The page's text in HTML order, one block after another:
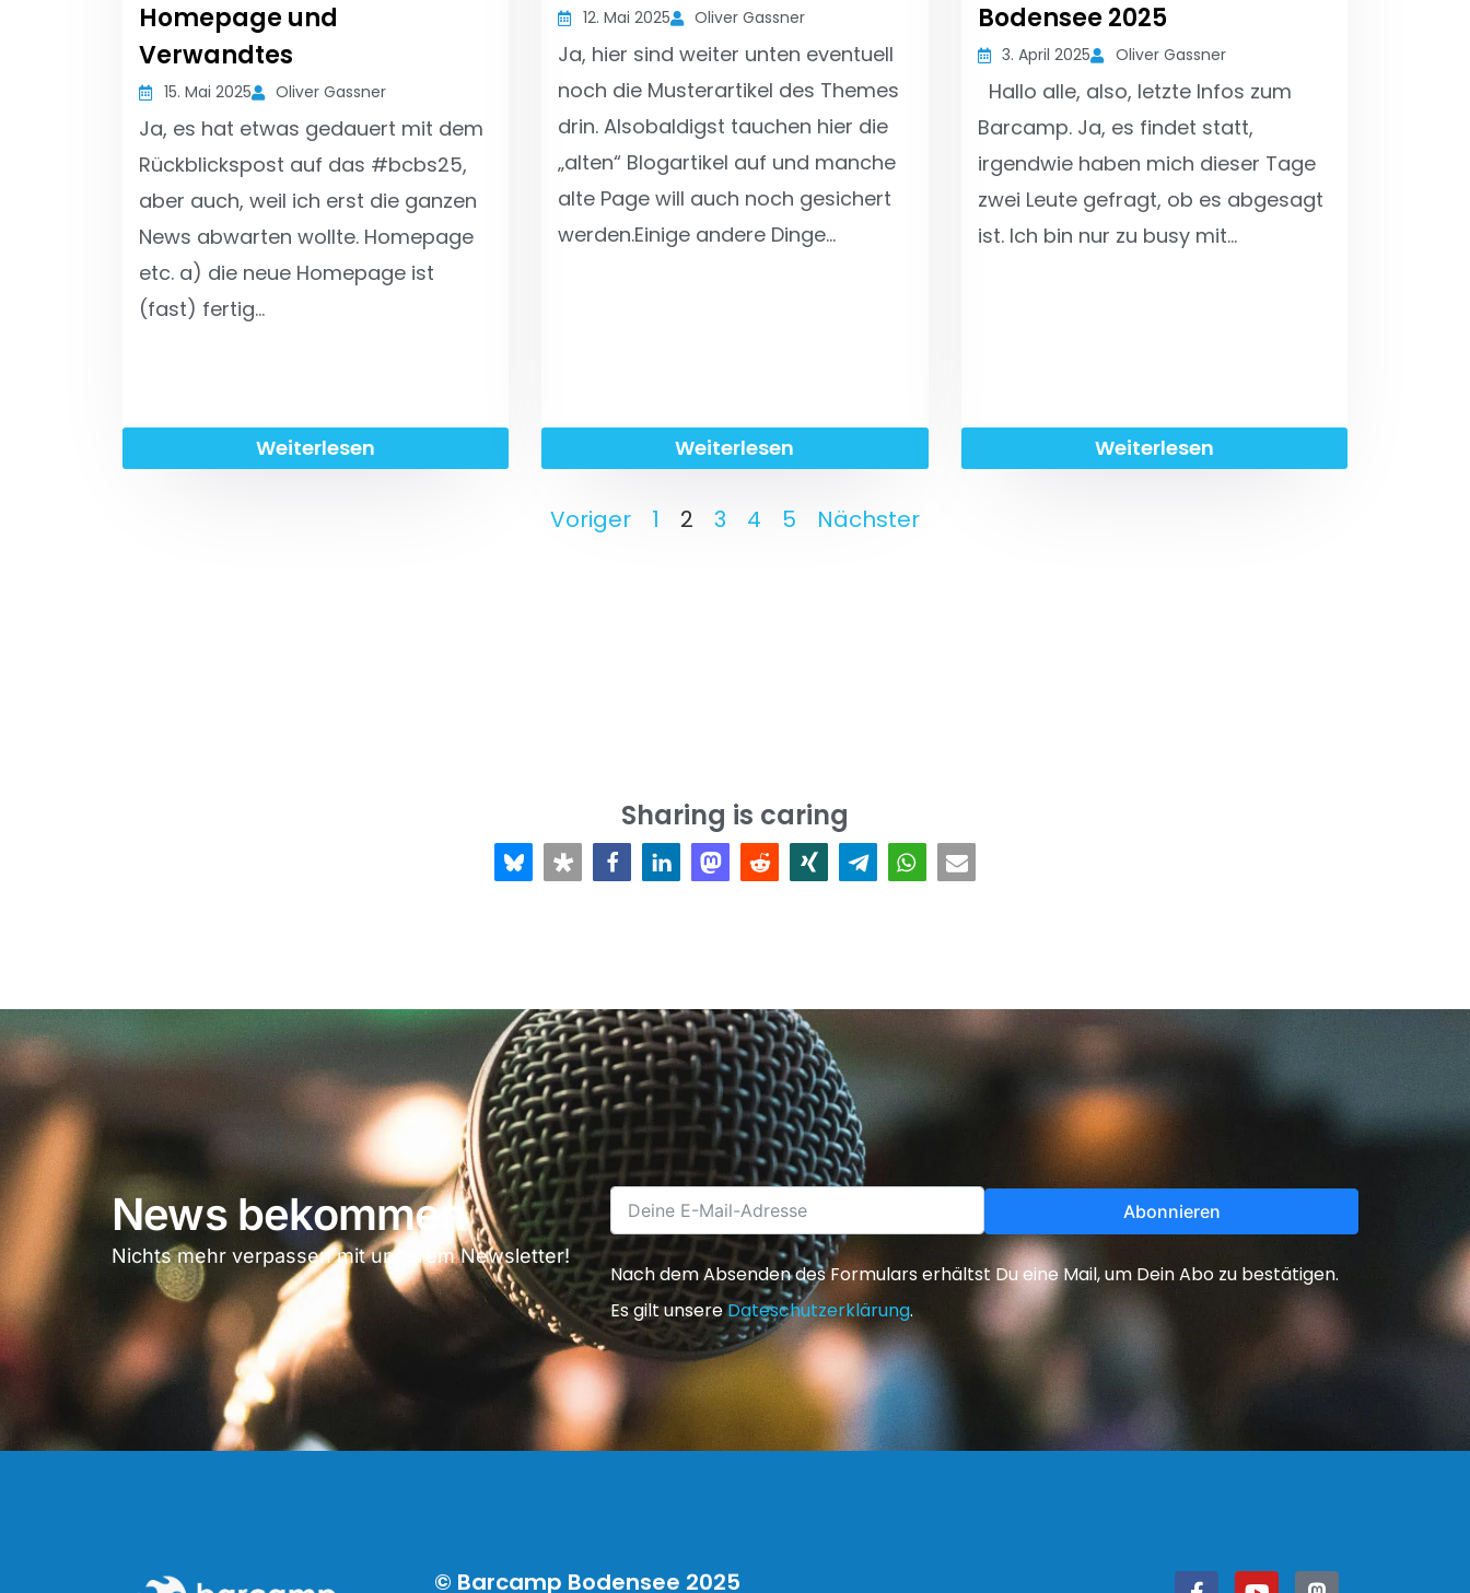
Homepage und
Verwandtes
15. Mai 2025 Oliver Gassner
Ja, es hat etwas gedauert mit dem
Rückblickspost auf das #bcbs25,
aber auch, weil ich erst die ganzen
News abwarten wollte. Homepage
etc. a) die neue Homepage ist
(fast) fertig…
Weiterlesen
12. Mai 2025 Oliver Gassner
Ja, hier sind weiter unten eventuell
noch die Musterartikel des Themes
drin. Alsobaldigst tauchen hier die
„alten“ Blogartikel auf und manche
alte Page will auch noch gesichert
werden.Einige andere Dinge…
Weiterlesen
Bodensee 2025
3. April 2025 Oliver Gassner
Hallo alle, also, letzte Infos zum
Barcamp. Ja, es findet statt,
irgendwie haben mich dieser Tage
zwei Leute gefragt, ob es abgesagt
ist. Ich bin nur zu busy mit…
Weiterlesen
Voriger 1 2 3 4 5 Nächster
Sharing is caring
News bekommen
Nichts mehr verpassen mit unserem Newsletter!
Abonnieren
Nach dem Absenden des Formulars erhältst Du eine Mail, um Dein Abo zu bestätigen.
Es gilt unsereDateschutzerklärung.
© Barcamp Bodensee 2025